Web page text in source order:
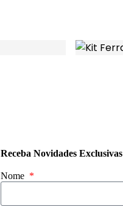
Receba Novidades Exclusivas
Nome